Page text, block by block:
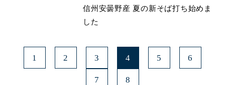
信州安曇野産 夏の新そば打ち始めま
した
1 2 3 4 5 6
7 8